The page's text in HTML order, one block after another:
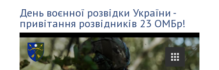
День воєнної розвідки України -
привітання розвідників 23 ОМБр!